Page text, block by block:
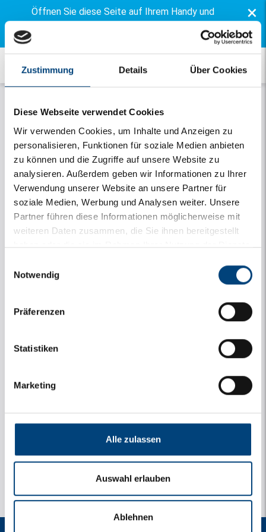
Zustimmung Details Über Cookies
Diese Webseite verwendet Cookies
Wir verwenden Cookies, um Inhalte und Anzeigen zu
personalisieren, Funktionen für soziale Medien anbieten
zu können und die Zugriffe auf unsere Website zu
analysieren. Außerdem geben wir Informationen zu Ihrer
Verwendung unserer Website an unsere Partner für
soziale Medien, Werbung und Analysen weiter. Unsere
Partner führen diese Informationen möglicherweise mit
weiteren Daten zusammen, die Sie ihnen bereitgestellt
haben oder die sie im Rahmen Ihrer Nutzung der Dienste
Notwendig
Präferenzen
Statistiken
Marketing
Alle zulassen
Auswahl erlauben
Ablehnen
Öffnen Sie diese Seite auf Ihrem Handy und
installieren Sie unsere kostenlose App
×
Onthouden
Einloggen